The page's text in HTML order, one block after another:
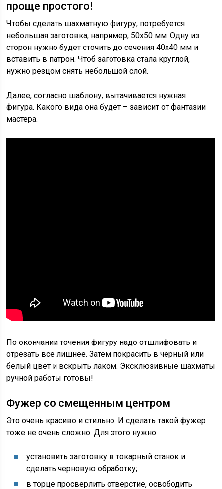
проще простого!
Чтобы сделать шахматную фигуру, потребуется
небольшая заготовка, например, 50х50 мм. Одну из
сторон нужно будет сточить до сечения 40х40 мм и
вставить в патрон. Чтоб заготовка стала круглой,
нужно резцом снять небольшой слой.
Далее, согласно шаблону, вытачивается нужная
фигура. Какого вида она будет – зависит от фантазии
мастера.
По окончании точения фигуру надо отшлифовать и
отрезать все лишнее. Затем покрасить в черный или
белый цвет и вскрыть лаком. Эксклюзивные шахматы
ручной работы готовы!
Фужер со смещенным центром
Это очень красиво и стильно. И сделать такой фужер
тоже не очень сложно. Для этого нужно:
установить заготовку в токарный станок и
сделать черновую обработку;
в торце просверлить отверстие, освободить